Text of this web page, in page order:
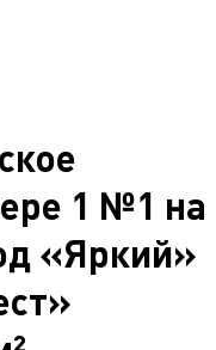
1 №1 на
«Яркий»